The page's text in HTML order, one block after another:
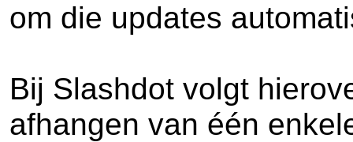
om die updates
Bij Slashdot volgt
afhangen van één